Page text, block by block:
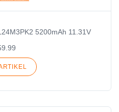
5200mAh 11.31V